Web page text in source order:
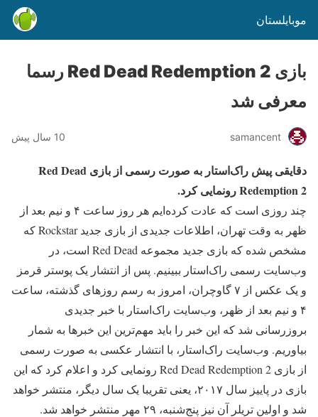
موبایلستان
بازی Red Dead Redemption 2 رسما
معرفی شد
samancent 10 سال پیش
دقایقی پیش راک‌استار به صورت رسمی از بازی Red Dead
Redemption 2 رونمایی کرد.
چند روزی است که عادت کرده‌ایم هر روز ساعت ۴ و نیم بعد از
ظهر به وقت تهران، اطلاعات جدیدی از بازی جدید Rockstar که
مشخص شده که بازی جدید مجموعه Red Dead است، در
وب‌سایت رسمی راک‌استار ببینیم. پس از انتشار یک پوستر قرمز
و یک عکس از ۷ گاوچران، امروز به رسم روزهای گذشته، ساعت
۴ و نیم بعد از ظهر، وب‌سایت راک‌استار با خبر جدیدی
بروزرسانی شد که این خبر را باید مهم‌ترین این خبرها به شمار
بیاوریم. وب‌سایت راک‌استار، با انتشار عکسی به صورت رسمی
از بازی Red Dead Redemption 2 رونمایی کرد و اعلام کرد که این
بازی در پاییز سال ۲۰۱۷، یعنی تقریبا یک سال دیگر، منتشر خواهد
شد و اولین تریلر آن نیز پنج‌شنبه، ۲۹ مهر منتشر خواهد شد.